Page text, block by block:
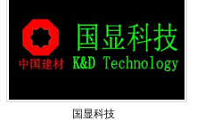
国显科技